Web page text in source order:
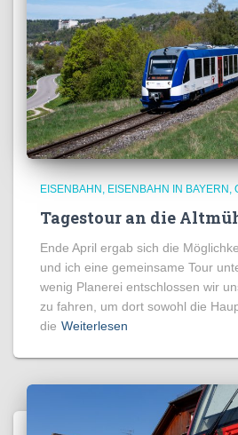
EISENBAHN EISENBAHN IN BAYERN
Tagestour an die
Ende April ergab sich die
und ich eine gemeinsame Tour
wenig Planerei entschlossen wir
zu fahren, um dort sowohl die
die Weiterlesen